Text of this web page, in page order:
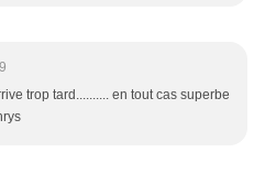
trop tard.......... en tout cas superbe